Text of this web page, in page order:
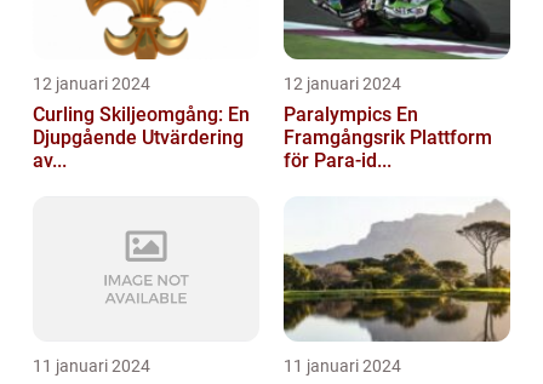
12 januari 2024
Curling Skiljeomgång: En
Djupgående Utvärdering
av...
12 januari 2024
Paralympics En
Framgångsrik Plattform
för Para-id...
11 januari 2024 11 januari 2024